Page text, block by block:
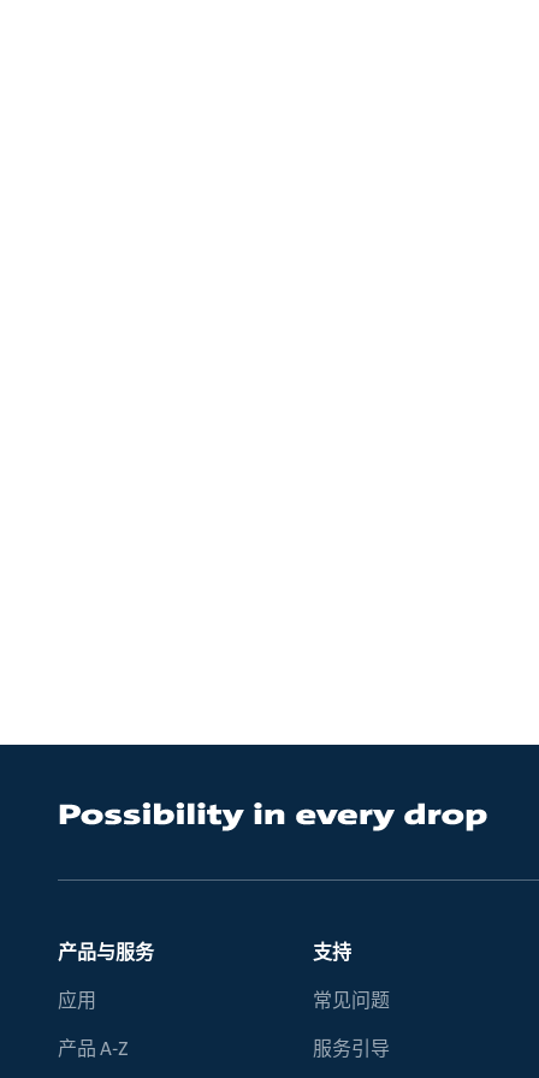
产品与服务
应用
产品 A-Z
支持
常见问题
服务引导